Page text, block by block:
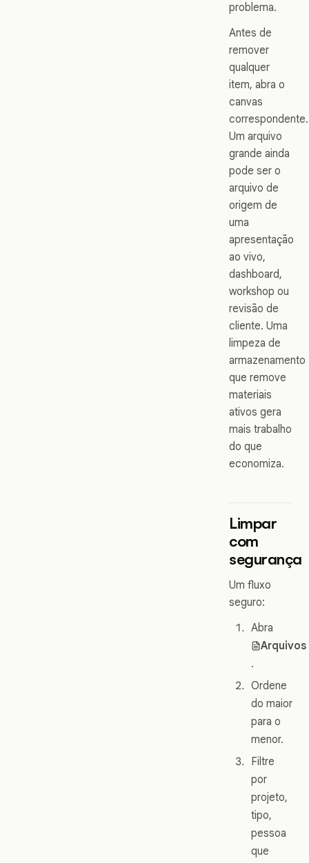
problema.
Antes de
remover
qualquer
item, abra o
canvas
correspondente.
Um arquivo
grande ainda
pode ser o
arquivo de
origem de
uma
apresentação
ao vivo,
dashboard,
workshop ou
revisão de
cliente. Uma
limpeza de
armazenamento
que remove
materiais
ativos gera
mais trabalho
do que
economiza.
Limpar
com
segurança
Um fluxo
seguro:
Abra
Arquivos
.
Ordene
do maior
para o
menor.
Filtre
por
projeto,
tipo,
pessoa
que